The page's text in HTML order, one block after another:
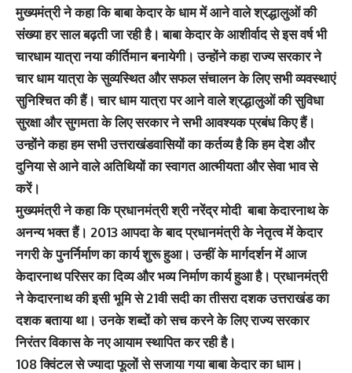
मुख्यमंत्री ने कहा कि बाबा केदार के धाम में आने वाले श्रद्धालुओं की
संख्या हर साल बढ़ती जा रही है। बाबा केदार के आशीर्वाद से इस वर्ष भी
चारधाम यात्रा नया कीर्तिमान बनायेगी। उन्होंने कहा राज्य सरकार ने
चार धाम यात्रा के सुव्यस्थित और सफल संचालन के लिए सभी व्यवस्थाएं
सुनिश्चित की हैं। चार धाम यात्रा पर आने वाले श्रद्धालुओं की सुविधा
सुरक्षा और सुगमता के लिए सरकार ने सभी आवश्यक प्रबंध किए हैं।
उन्होंने कहा हम सभी उत्तराखंडवासियों का कर्तव्य है कि हम देश और
दुनिया से आने वाले अतिथियों का स्वागत आत्मीयता और सेवा भाव से
करें।
मुख्यमंत्री ने कहा कि प्रधानमंत्री श्री नरेंद्र मोदी बाबा केदारनाथ के
अनन्य भक्त हैं। 2013 आपदा के बाद प्रधानमंत्री के नेतृत्व में केदार
नगरी के पुनर्निर्माण का कार्य शुरू हुआ। उन्हीं के मार्गदर्शन में आज
केदारनाथ परिसर का दिव्य और भव्य निर्माण कार्य हुआ है। प्रधानमंत्री
ने केदारनाथ की इसी भूमि से 21वी सदी का तीसरा दशक उत्तराखंड का
दशक बताया था। उनके शब्दों को सच करने के लिए राज्य सरकार
निरंतर विकास के नए आयाम स्थापित कर रही है।
108 क्विंटल से ज्यादा फूलों से सजाया गया बाबा केदार का धाम।